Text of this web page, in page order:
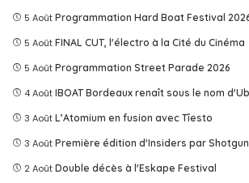
5 Août Programmation Hard Boat Festival
5 Août FINAL CUT, l'électro à la Cité du Cinéma
5 Août Programmation Street Parade 2026
4 Août IBOAT Bordeaux renaît sous le nom
3 Août L’Atomium en fusion avec Tîesto
3 Août Première édition d'Insiders par Shotgun
2 Août Double décès à l'Eskape Festival